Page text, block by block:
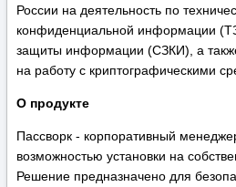
России на деятельность по
конфиденциальной информации
защиты информации (СЗКИ), а
на работу с криптографическими
О продукте
Пассворк - корпоративный
возможностью установки на
Решение предназначено для